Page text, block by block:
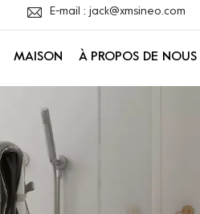
E-mail : jack@xmsineo.com
MAISON À PROPOS DE NOUS